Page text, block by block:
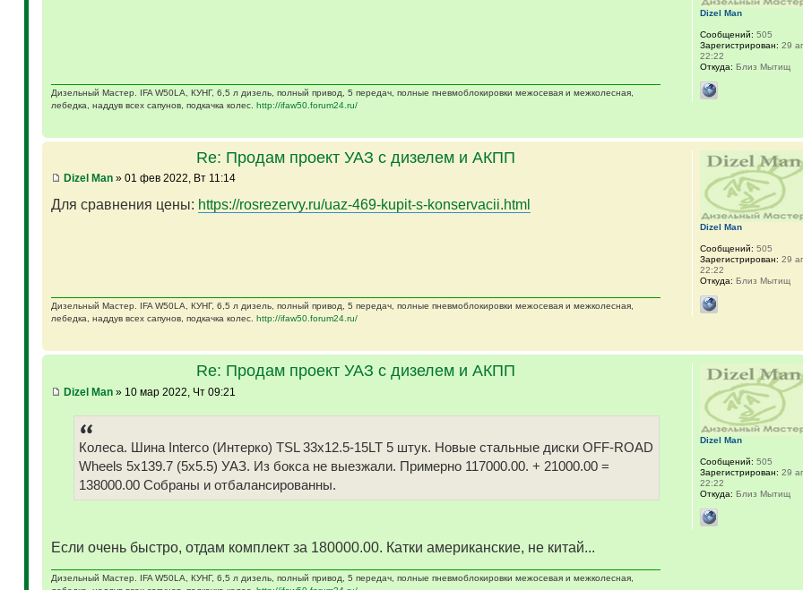
Дизельный Мастер. IFA W50LA, КУНГ, 6,5 л дизель, полный привод, 5 передач, полные пневмоблокировки межосевая и межколесная,
лебедка, наддув всех сапунов, подкачка колес. http://ifaw50.forum24.ru/
Dizel Man
Сообщений: 505
Зарегистрирован: 29
22:22
Откуда: Близ Мытищ
Re: Продам проект УАЗ с дизелем и АКПП
Dizel Man» 01 фев 2022, Вт 11:14
Для сравнения цены: https://rosrezervy.ru/uaz-469-kupit-s-konservacii.html
Дизельный Мастер. IFA W50LA, КУНГ, 6,5 л дизель, полный привод, 5 передач, полные пневмоблокировки межосевая и межколесная,
лебедка, наддув всех сапунов, подкачка колес. http://ifaw50.forum24.ru/
Dizel Man
Сообщений: 505
Зарегистрирован: 29
22:22
Откуда: Близ Мытищ
Re: Продам проект УАЗ с дизелем и АКПП
Dizel Man» 10 мар 2022, Чт 09:21
Колеса. Шина Interco (Интерко) TSL 33x12.5-15LT 5 штук. Новые стальные диски OFF-ROAD
Wheels 5x139.7 (5x5.5) УАЗ. Из бокса не выезжали. Примерно 117000.00. + 21000.00 =
138000.00 Собраны и отбалансированны.
Если очень быстро, отдам комплект за 180000.00. Катки американские, не китай...
Дизельный Мастер. IFA W50LA, КУНГ, 6,5 л дизель, полный привод, 5 передач, полные пневмоблокировки межосевая и межколесная,
Dizel Man
Сообщений: 505
Зарегистрирован: 29
22:22
Откуда: Близ Мытищ